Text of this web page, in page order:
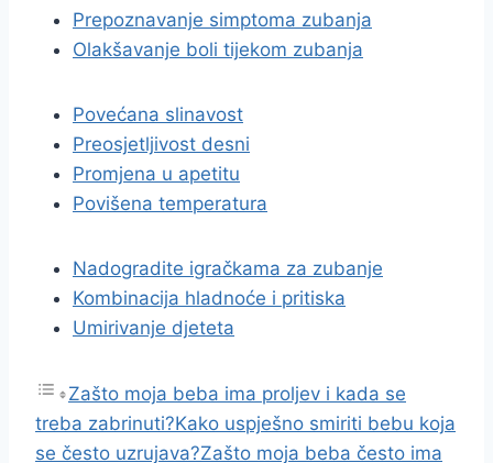
Prepoznavanje simptoma zubanja
Olakšavanje boli tijekom zubanja
Povećana slinavost
Preosjetljivost desni
Promjena u apetitu
Povišena temperatura
Nadogradite igračkama za zubanje
Kombinacija hladnoće i pritiska
Umirivanje djeteta
Zašto moja beba ima proljev i kada se
treba zabrinuti?Kako uspješno smiriti bebu koja
se često uzrujava?Zašto moja beba često ima